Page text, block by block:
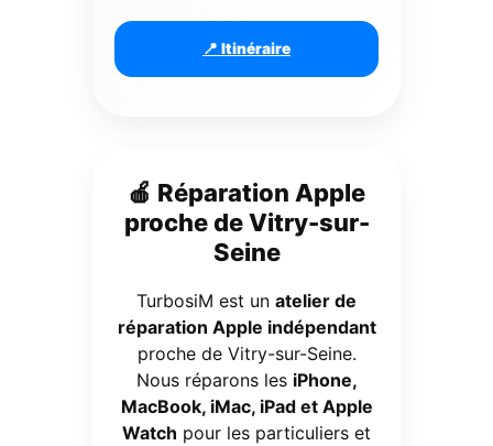
📍 Itinéraire
🍎 Réparation Apple
proche de Vitry-sur-
Seine
TurbosiM est un atelier de
réparation Apple indépendant
proche de Vitry-sur-Seine.
Nous réparons les iPhone,
MacBook, iMac, iPad et Apple
Watch pour les particuliers et